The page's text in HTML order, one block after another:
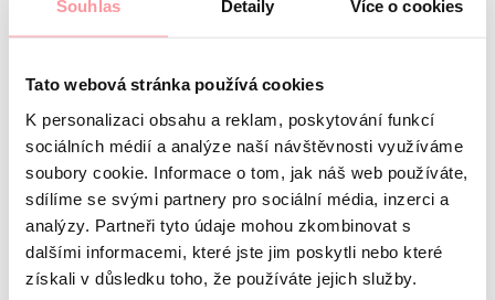
Souhlas Detaily Více o cookies
Tato webová stránka používá cookies
K personalizaci obsahu a reklam, poskytování funkcí
sociálních médií a analýze naší návštěvnosti využíváme
soubory cookie. Informace o tom, jak náš web používáte,
sdílíme se svými partnery pro sociální média, inzerci a
analýzy. Partneři tyto údaje mohou zkombinovat s
dalšími informacemi, které jste jim poskytli nebo které
získali v důsledku toho, že používáte jejich služby.
Sono interessato a
Tutte le comunicazioni sono crittografate
utilizzando SSL e seguono le nostre regolepolitica sulla
riservatezza